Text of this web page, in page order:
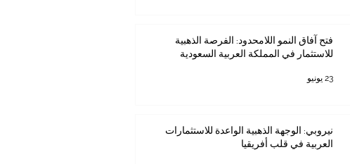
فتح آفاق النمو اللامحدود: الفرصة الذهبية
للاستثمار في المملكة العربية السعودية
23 يونيو
نيروبي: الوجهة الذهبية الواعدة للاستثمارات
العربية في قلب أفريقيا